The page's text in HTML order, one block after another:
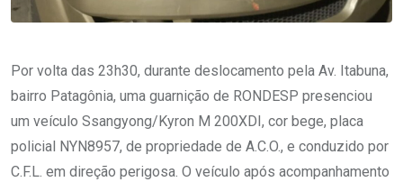
Por volta das 23h30, durante deslocamento pela Av. Itabuna,
bairro Patagônia, uma guarnição de RONDESP presenciou
um veículo Ssangyong/Kyron M 200XDI, cor bege, placa
policial NYN8957, de propriedade de A.C.O., e conduzido por
C.F.L. em direção perigosa. O veículo após acompanhamento